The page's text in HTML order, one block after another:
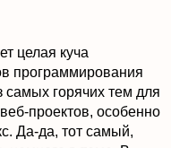
целая куча
программирования
самых горячих тем для
проектов, особенно
Да-да, тот самый,